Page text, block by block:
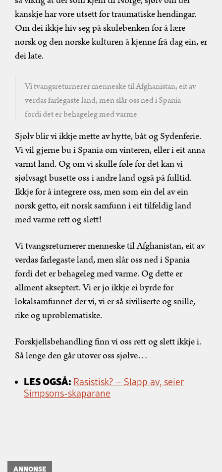
kanskje har vore utsett for traumatiske hendingar.
Om dei ikkje hiv seg på skulebenken for å lære
norsk og den norske kulturen å kjenne frå dag ein, er
dei late.
Vi tvangsreturnerer menneske til Afghanistan, eit av
verdas farlegaste land, men slår oss ned i Spania
fordi det er behageleg med varme
Sjølv blir vi ikkje mette av hytte, båt og Sydenferie.
Vi vil gjerne bu i Spania om vinteren, eller i eit anna
varmt land. Og om vi skulle føle for det kan vi
sjølvsagt busette oss i andre land også på fulltid.
Ikkje for å integrere oss, men som ein del av ein
norsk getto, eit norsk samfunn i eit tilfeldig land
med varme rett og slett!
Vi tvangsreturnerer menneske til Afghanistan, eit av
verdas farlegaste land, men slår oss ned i Spania
fordi det er behageleg med varme. Og dette er
allment akseptert. Vi er jo ikkje ei byrde for
lokalsamfunnet der vi, vi er så siviliserte og snille,
rike og uproblematiske.
Forskjellsbehandling finn vi oss rett og slett ikkje i.
Så lenge den går utover oss sjølve…
LES OGSÅ: Rasistisk? – Slapp av, seier
Simpsons-skaparane
ANNONSE